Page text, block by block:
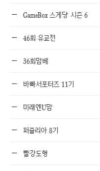
GameBox 스게당 시즌 6
46회 유교전
36회맘베
바빠서포터즈 11기
미래엔U맘
퍼즐리아 8기
빨강도형